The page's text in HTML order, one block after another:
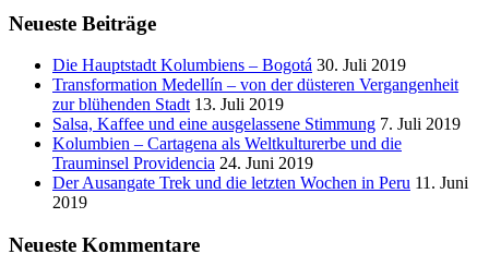
Neueste Beiträge
Die Hauptstadt Kolumbiens – Bogotá 30. Juli 2019
Transformation Medellín – von der düsteren Vergangenheit
zur blühenden Stadt 13. Juli 2019
Salsa, Kaffee und eine ausgelassene Stimmung 7. Juli 2019
Kolumbien – Cartagena als Weltkulturerbe und die
Trauminsel Providencia 24. Juni 2019
Der Ausangate Trek und die letzten Wochen in Peru 11. Juni
2019
Neueste Kommentare